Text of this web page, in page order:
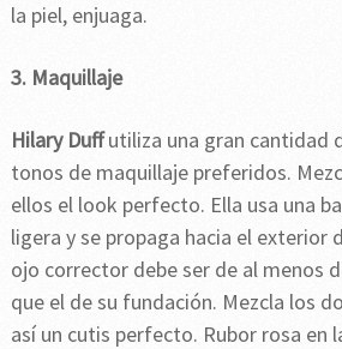
la piel, enjuaga.
3. Maquillaje
Hilary Duffutiliza una gran cantidad
tonos de maquillaje preferidos.
ellos el look perfecto. Ella usa una
ligera y se propaga hacia el exterior
ojo corrector debe ser de al menos
que el de su fundación. Mezcla los
así un cutis perfecto. Rubor rosa en